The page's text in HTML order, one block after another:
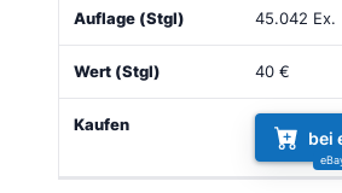
45.042 Ex.
40 €
bei